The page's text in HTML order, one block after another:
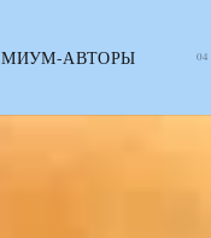
АВТОРЫ